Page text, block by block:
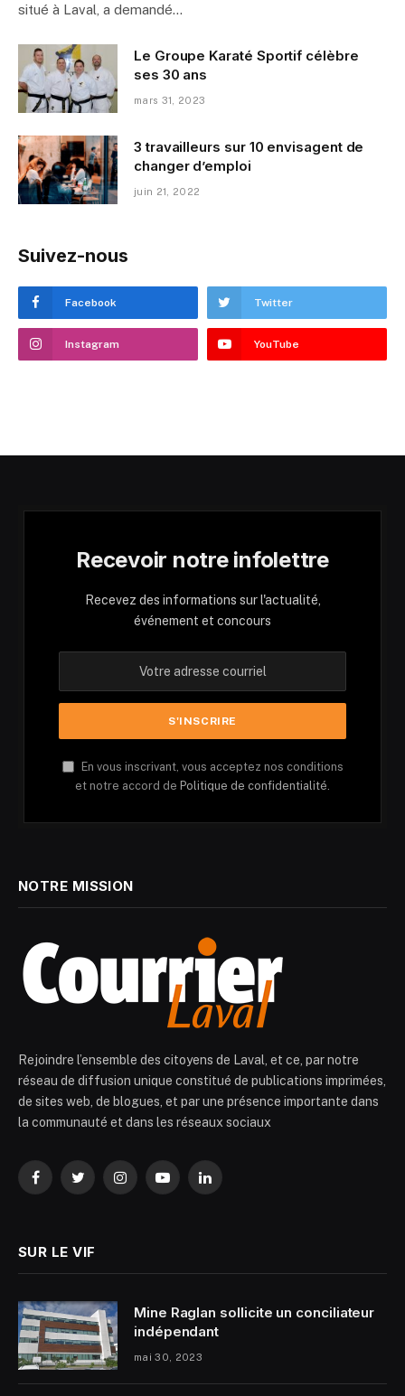
situé à Laval, a demandé…
Le Groupe Karaté Sportif célèbre
ses 30 ans
mars 31, 2023
3 travailleurs sur 10 envisagent de
changer d’emploi
juin 21, 2022
Suivez-nous
Facebook Twitter
Instagram YouTube
Recevoir notre infolettre
Recevez des informations sur l'actualité,
événement et concours
En vous inscrivant, vous acceptez nos conditions
et notre accord de Politique de confidentialité.
NOTRE MISSION
Rejoindre l’ensemble des citoyens de Laval, et ce, par notre
réseau de diffusion unique constitué de publications imprimées,
de sites web, de blogues, et par une présence importante dans
la communauté et dans les réseaux sociaux
FacebookTwitterInstagramYouTubeLinkedIn
SUR LE VIF
Mine Raglan sollicite un conciliateur
indépendant
mai 30, 2023